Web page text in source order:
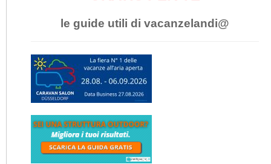
le guide utili di vacanzelandi@